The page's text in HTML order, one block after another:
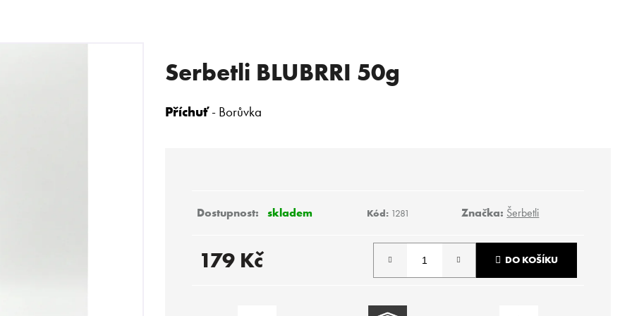
Serbetli BLUBRRI 50g
Příchuť- Borůvka
skladem Kód: 1281 Značka: Šerbetli
179 Kč DO KOŠÍKU
POTŘEBUJETE NAJÍT?